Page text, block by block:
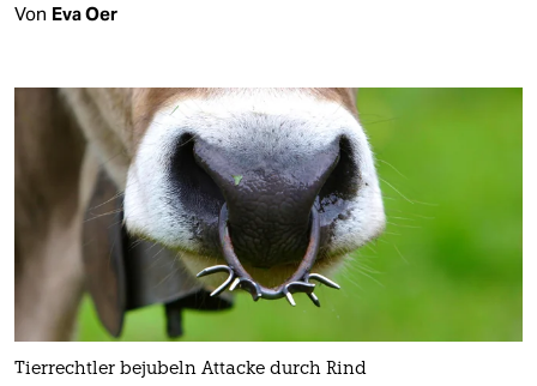
Von Eva Oer
Tierrechtler bejubeln Attacke durch Rind